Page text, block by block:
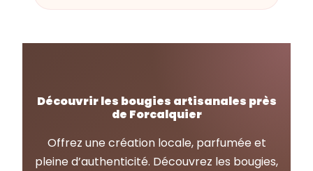
Découvrir les bougies artisanales près
de Forcalquier
Offrez une création locale, parfumée et
pleine d’authenticité. Découvrez les bougies,